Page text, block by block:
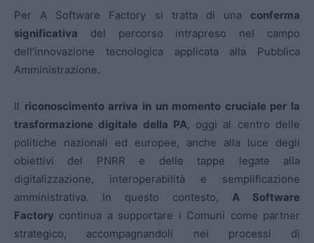
Per A Software Factory si tratta di una conferma
significativa del percorso intrapreso nel campo
dell’innovazione tecnologica applicata alla Pubblica
Amministrazione.
Il riconoscimento arriva in un momento cruciale per la
trasformazione digitale della PA, oggi al centro delle
politiche nazionali ed europee, anche alla luce degli
obiettivi del PNRR e delle tappe legate alla
digitalizzazione, interoperabilità e semplificazione
amministrativa. In questo contesto, A Software
Factory continua a supportare i Comuni come partner
strategico, accompagnandoli nei processi di